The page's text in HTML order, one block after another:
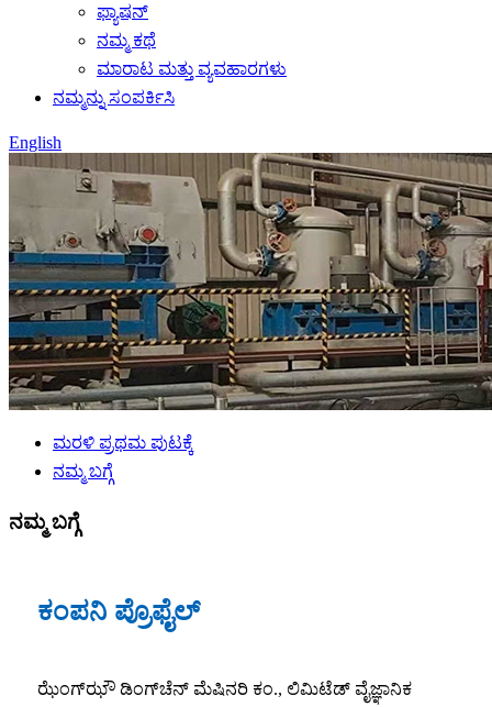
ಫ್ಯಾಷನ್
ನಮ್ಮ ಕಥೆ
ಮಾರಾಟ ಮತ್ತು ವ್ಯವಹಾರಗಳು
ನಮ್ಮನ್ನು ಸಂಪರ್ಕಿಸಿ
English
ಮರಳಿ ಪ್ರಥಮ ಪುಟಕ್ಕೆ
ನಮ್ಮ ಬಗ್ಗೆ
ನಮ್ಮ ಬಗ್ಗೆ
ಕಂಪನಿ ಪ್ರೊಫೈಲ್
ಝೆಂಗ್‌ಝೌ ಡಿಂಗ್‌ಚೆನ್ ಮೆಷಿನರಿ ಕಂ., ಲಿಮಿಟೆಡ್ ವೈಜ್ಞಾನಿಕ